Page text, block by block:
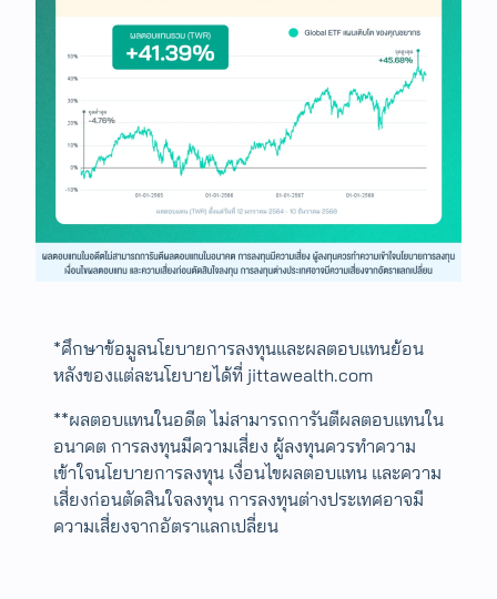
*ศึกษาข้อมูลนโยบายการลงทุนและผลตอบแทนย้อน
หลังของแต่ละนโยบายได้ที่ jittawealth.com
**ผลตอบแทนในอดีต ไม่สามารถการันตีผลตอบแทนใน
อนาคต การลงทุนมีความเสี่ยง ผู้ลงทุนควรทำความ
เข้าใจนโยบายการลงทุน เงื่อนไขผลตอบแทน และความ
เสี่ยงก่อนตัดสินใจลงทุน การลงทุนต่างประเทศอาจมี
ความเสี่ยงจากอัตราแลกเปลี่ยน